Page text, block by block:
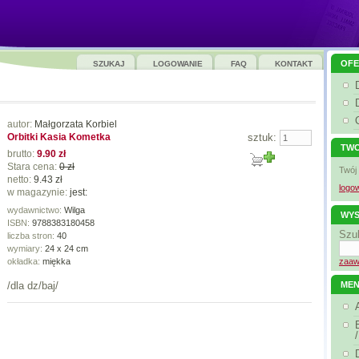
SZUKAJ LOGOWANIE FAQ KONTAKT
autor: Małgorzata Korbiel
Orbitki Kasia Kometka
brutto: 9.90 zł
Stara cena: 0 zł
netto: 9.43 zł
w magazynie: jest:
sztuk:
wydawnictwo: Wilga
ISBN: 9788383180458
liczba stron: 40
wymiary: 24 x 24 cm
okładka: miękka
/dla dz/baj/